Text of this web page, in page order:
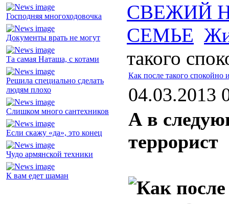
Господняя многоходовочка
Документы врать не могут
Та самая Наташа, с котами
Решила специально сделать
людям плохо
Слишком много сантехников
Если скажу «да», это конец
Чудо армянской техники
К вам едет шаман
СВЕЖИЙ
СЕМЬЕ
такого
Как после такого спокойно
04.03.2013
А в
террорист